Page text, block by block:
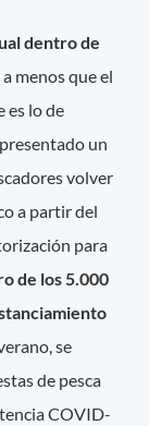
dentro de
a menos que el
es lo de
un
volver
a partir del
para
de los 5.000
se
de pesca
COVID-